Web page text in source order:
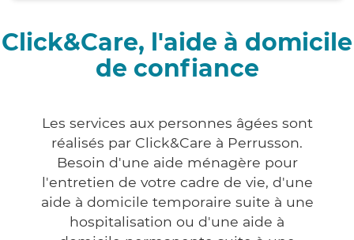
Click&Care, l'aide à domicile
de confiance
Les services aux personnes âgées sont
réalisés par Click&Care à Perrusson.
Besoin d'une aide ménagère pour
l'entretien de votre cadre de vie, d'une
aide à domicile temporaire suite à une
hospitalisation ou d'une aide à